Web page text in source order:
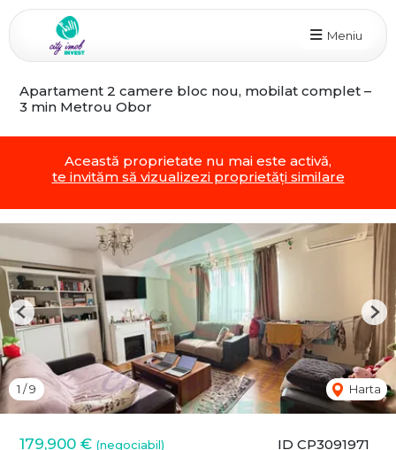
Meniu
Apartament 2 camere bloc nou, mobilat complet –
3 min Metrou Obor
Această proprietate nu mai este activă,
te invităm să vizualizezi proprietăți similare
ID CP3091971
179,900 € (negociabil)
1 /9 Harta
Previous